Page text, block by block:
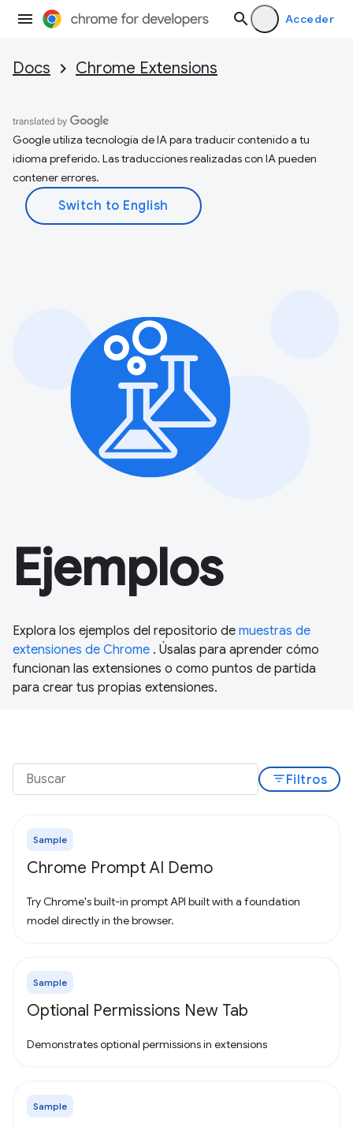
Acceder
Docs Chrome Extensions
Google utiliza tecnología de IA para traducir contenido a tu
idioma preferido. Las traducciones realizadas con IA pueden
contener errores.
Ejemplos
Explora los ejemplos del repositorio de muestras de
extensiones de Chrome . Úsalas para aprender cómo
funcionan las extensiones o como puntos de partida
para crear tus propias extensiones.
filter_listFiltros
Sample
Chrome Prompt AI Demo
Try Chrome's built-in prompt API built with a foundation
model directly in the browser.
Sample
Optional Permissions New Tab
Demonstrates optional permissions in extensions
Sample